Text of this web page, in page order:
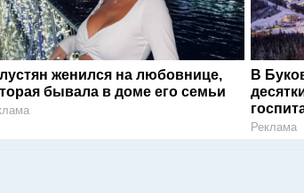
женился на любовнице,
бывала в доме его семьи
В
Реклама